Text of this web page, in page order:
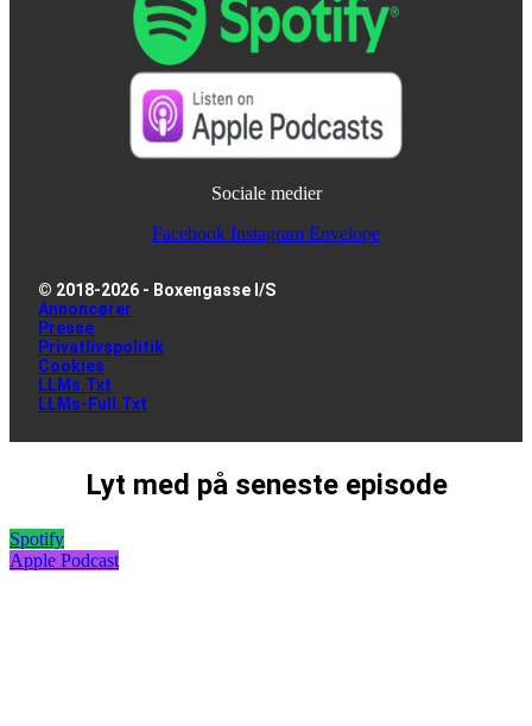
Sociale medier
Facebook Instagram Envelope
© 2018-2026 - Boxengasse I/S
Annoncører
Presse
Privatlivspolitik
Cookies
LLMs.txt
LLMs-Full.txt
Lyt med på seneste episode
Spotify
Apple Podcast